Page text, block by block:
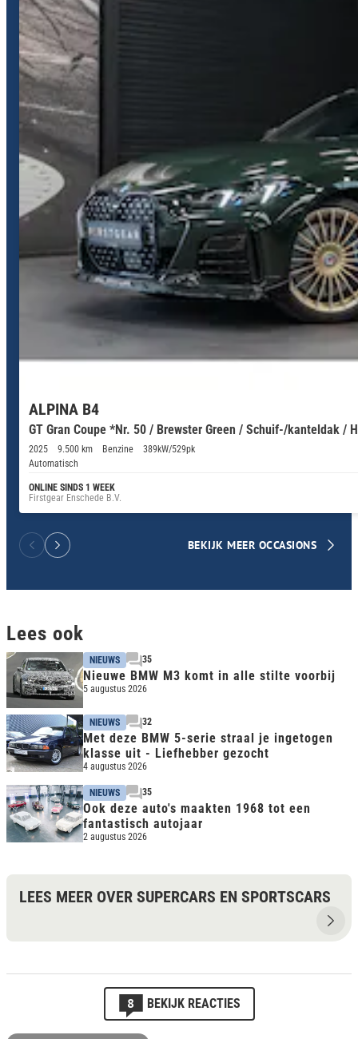
ALPINA B4
GT Gran Coupe *Nr. 50 / Brewster Green / Schuif-/kanteldak /
2025 9.500 km Benzine
389kW/529pk
Automatisch
ONLINE SINDS 1 WEEK
Firstgear Enschede B.V.
BEKIJK MEER OCCASIONS
Lees ook
NIEUWS 35
Nieuwe BMW M3 komt in alle stilte voorbij
5 augustus 2026
NIEUWS 32
Met deze BMW 5-serie straal je ingetogen
klasse uit - Liefhebber gezocht
4 augustus 2026
NIEUWS 35
Ook deze auto's maakten 1968 tot een
fantastisch autojaar
2 augustus 2026
LEES MEER OVER SUPERCARS EN SPORTSCARS
8 BEKIJK REACTIES